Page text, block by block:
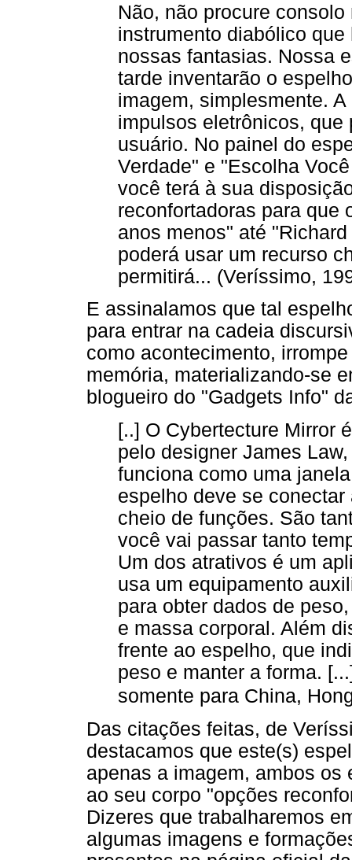
Não, não procure
instrumento diabólico
nossas fantasias. Nossa
tarde inventarão o
imagem, simplesmente.
impulsos eletrônicos,
usuário. No painel do
Verdade" e "Escolha
você terá à sua
reconfortadoras para que
anos menos" até
poderá usar um recurso
permitirá... (Veríssimo,
E assinalamos que tal
para entrar na cadeia
como acontecimento,
memória, materializando-se
blogueiro do "Gadgets Info"
[..] O Cybertecture Mirror
pelo designer James
funciona como uma
espelho deve se
cheio de funções. São
você vai passar tanto
Um dos atrativos é um
usa um equipamento
para obter dados de
e massa corporal. Além
frente ao espelho, que
peso e manter a forma.
somente para China,
Das citações feitas, de
destacamos que este(s)
apenas a imagem, ambos
ao seu corpo "opções
Dizeres que trabalharemos
algumas imagens e